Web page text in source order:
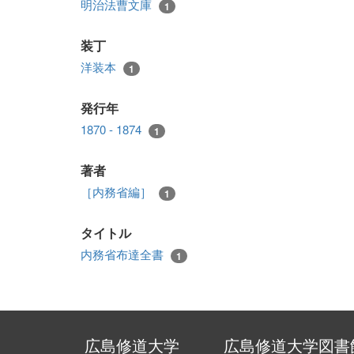
明治法曹文庫 1
装丁
洋装本 1
発行年
1870 - 1874 1
著者
［内務省編］ 1
タイトル
内務省布達全書 1
広島修道大学 広島修道大学図